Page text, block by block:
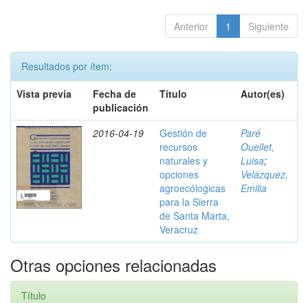
Anterior 1 Siguiente
Resultados por ítem:
Vista previa
Fecha de
publicación
Título Autor(es)
2016-04-19
Gestión de
recursos
naturales y
opciones
agroecólogicas
para la Sierra
de Santa Marta,
Veracruz
Paré
Ouellet,
Luisa;
Velázquez,
Emilia
Otras opciones relacionadas
Título